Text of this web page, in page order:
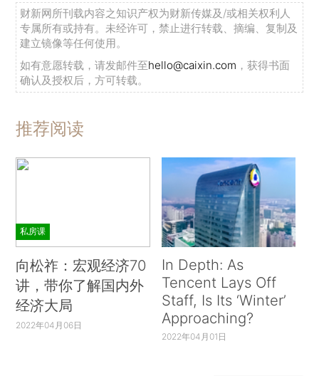
财新网所刊载内容之知识产权为财新传媒及/或相关权利人
专属所有或持有。未经许可，禁止进行转载、摘编、复制及
建立镜像等任何使用。
如有意愿转载，请发邮件至hello@caixin.com ，获得书面
确认及授权后，方可转载。
推荐阅读
私房课
向松祚：宏观经济70
讲，带你了解国内外
经济大局
2022年04月06日
In Depth: As
Tencent Lays Off
Staff, Is Its ‘Winter’
Approaching?
2022年04月01日